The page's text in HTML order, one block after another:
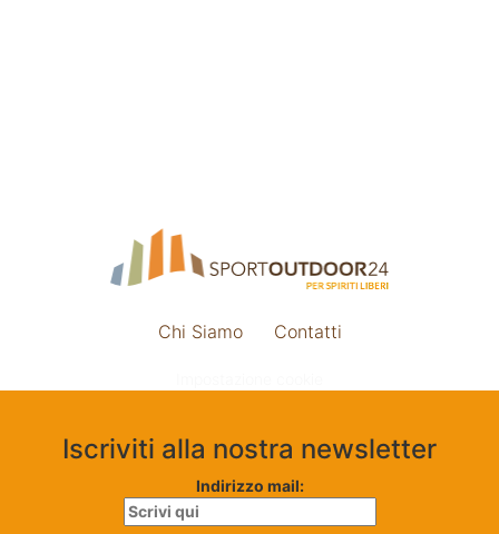
Chi Siamo Contatti
Iscriviti alla nostra newsletter
Indirizzo mail: